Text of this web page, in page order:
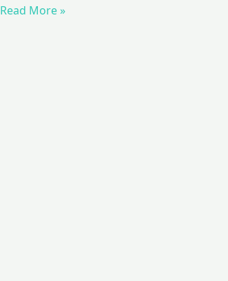
Read More »